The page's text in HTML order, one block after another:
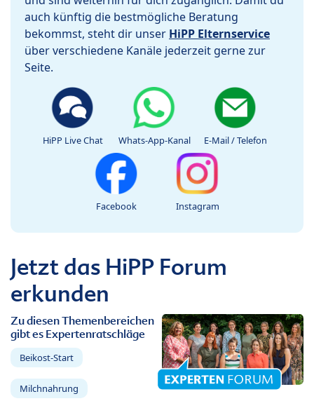
auch künftig die bestmögliche Beratung
bekommst, steht dir unser HiPP Elternservice
über verschiedene Kanäle jederzeit gerne zur
Seite.
HiPP Live Chat Whats-App-Kanal E-Mail / Telefon
Facebook Instagram
Jetzt das HiPP Forum
erkunden
Zu diesen Themenbereichen
gibt es Expertenratschläge
Beikost-Start
Milchnahrung